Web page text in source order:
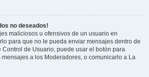
no deseados!
maliciosos u ofensivos de un usuario en
para que no le pueda enviar mensajes dentro de
Control de Usuario, puede usar el botón para
a los Moderadores, o comunicarlo a La